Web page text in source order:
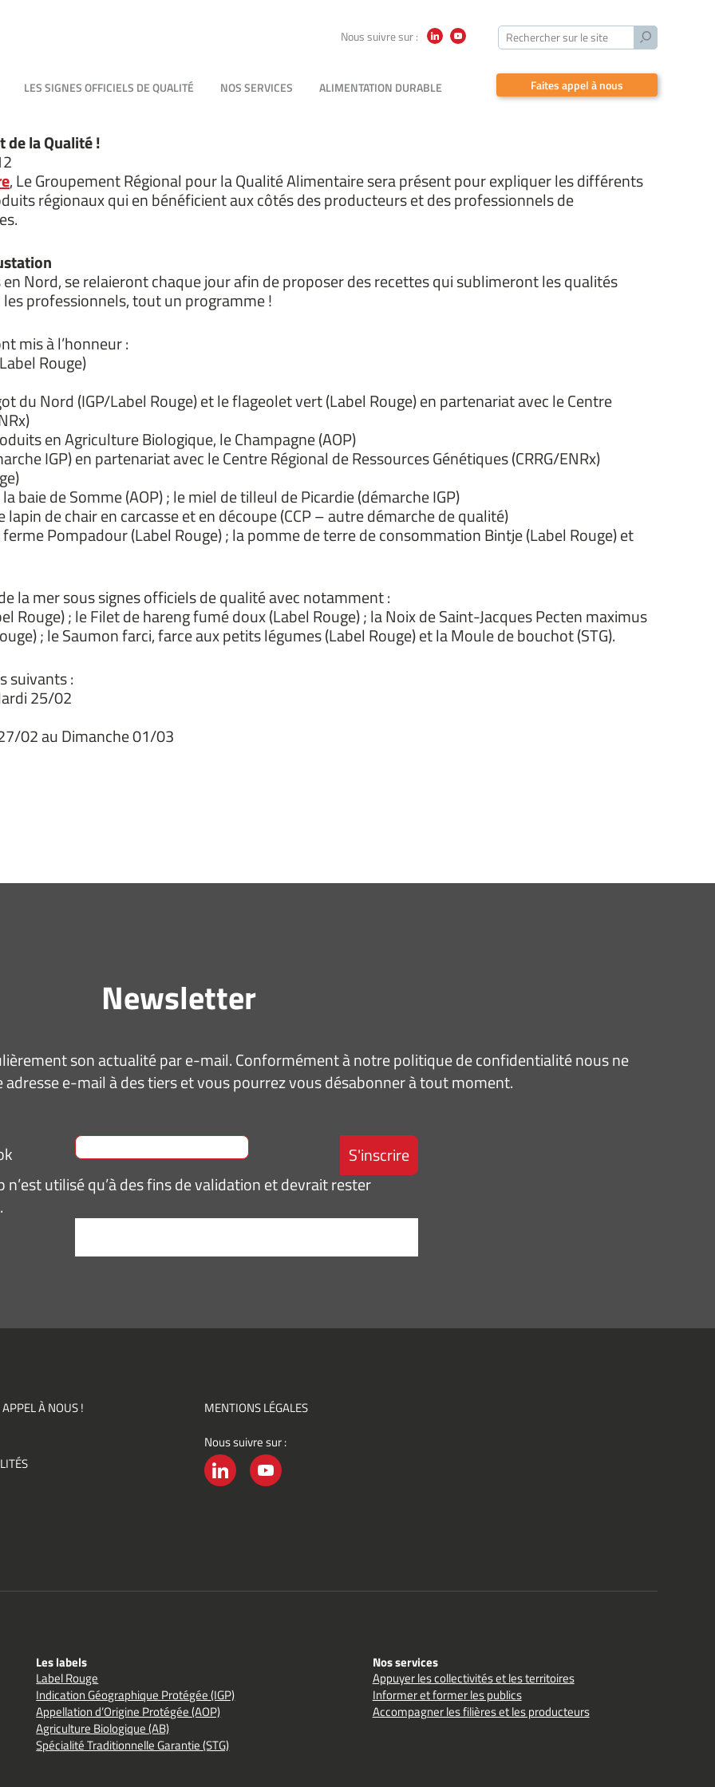
Nous suivre sur :
Rechercher sur le site
Lancer
recherche
LES SIGNES OFFICIELS DE QUALITÉ NOS SERVICES ALIMENTATION DURABLE Faites appel à nous
de la Qualité !
, Le Groupement Régional pour la Qualité Alimentaire sera présent pour expliquer les différents
régionaux qui en bénéficient aux côtés des producteurs et des professionnels de
en Nord, se relaieront chaque jour afin de proposer des recettes qui sublimeront les qualités
professionnels, tout un programme !
mis à l’honneur :
Rouge)
du Nord (IGP/Label Rouge) et le flageolet vert (Label Rouge) en partenariat avec le Centre
en Agriculture Biologique, le Champagne (AOP)
IGP) en partenariat avec le Centre Régional de Ressources Génétiques (CRRG/ENRx)
baie de Somme (AOP) ; le miel de tilleul de Picardie (démarche IGP)
de chair en carcasse et en découpe (CCP – autre démarche de qualité)
Pompadour (Label Rouge) ; la pomme de terre de consommation Bintje (Label Rouge) et
la mer sous signes officiels de qualité avec notamment :
Rouge) ; le Filet de hareng fumé doux (Label Rouge) ; la Noix de Saint-Jacques Pecten maximus
; le Saumon farci, farce aux petits légumes (Label Rouge) et la Moule de bouchot (STG).
suivants :
25/02
02 au Dimanche 01/03
Newsletter
son actualité par e-mail. Conformément à notre politique de confidentialité nous ne
e-mail à des tiers et vous pourrez vous désabonner à tout moment.
n’est utilisé qu’à des fins de validation et devrait rester
des
À NOUS !
MENTIONS LÉGALES
Nous suivre sur :
Les labels
Label Rouge
Indication Géographique Protégée (IGP)
Appellation d’Origine Protégée (AOP)
Agriculture Biologique (AB)
Spécialité Traditionnelle Garantie (STG)
Nos services
Appuyer les collectivités et les territoires
Informer et former les publics
Accompagner les filières et les producteurs